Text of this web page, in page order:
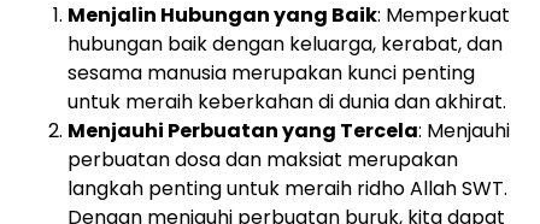
Menjalin Hubungan yang Baik: Memperkuat
hubungan baik dengan keluarga, kerabat, dan
sesama manusia merupakan kunci penting
untuk meraih keberkahan di dunia dan akhirat.
Menjauhi Perbuatan yang Tercela: Menjauhi
perbuatan dosa dan maksiat merupakan
langkah penting untuk meraih ridho Allah SWT.
Dengan menjauhi perbuatan buruk, kita dapat